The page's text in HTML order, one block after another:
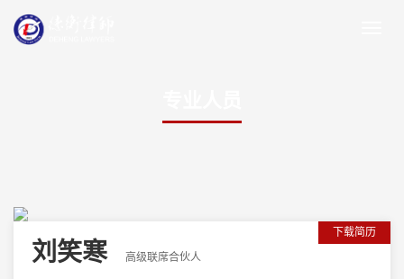
下载简历
刘笑寒 高级联席合伙人